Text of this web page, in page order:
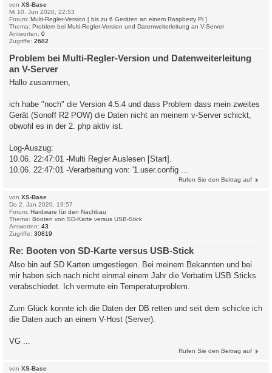
von XS-Base
Mi 10. Jun 2020, 22:53
Forum: Multi-Regler-Version [ bis zu 6 Geräten an einem Raspberry Pi ]
Thema: Problem bei Multi-Regler-Version und Datenweiterleitung an V-Server
Antworten: 0
Zugriffe: 2682
Problem bei Multi-Regler-Version und Datenweiterleitung
an V-Server
Hallo zusammen,
ich habe "noch" die Version 4.5.4 und dass Problem dass mein zweites
Gerät (Sonoff R2 POW) die Daten nicht an meinem v-Server schickt,
obwohl es in der 2. php aktiv ist.
Log-Auszug:
10.06. 22:47:01 -Multi Regler Auslesen [Start].
10.06. 22:47:01 -Verarbeitung von: '1.user.config ...
Rufen Sie den Beitrag auf
von XS-Base
Do 2. Jan 2020, 19:57
Forum: Hardware für den Nachbau
Thema: Booten von SD-Karte versus USB-Stick
Antworten: 43
Zugriffe: 30819
Re: Booten von SD-Karte versus USB-Stick
Also bin auf SD Karten umgestiegen. Bei meinem Bekannten und bei
mir haben sich nach nicht einmal einem Jahr die Verbatim USB Sticks
verabschiedet. Ich vermute ein Temperaturproblem.
Zum Glück konnte ich die Daten der DB retten und seit dem schicke ich
die Daten auch an einem V-Host (Server).
VG ...
Rufen Sie den Beitrag auf
von XS-Base